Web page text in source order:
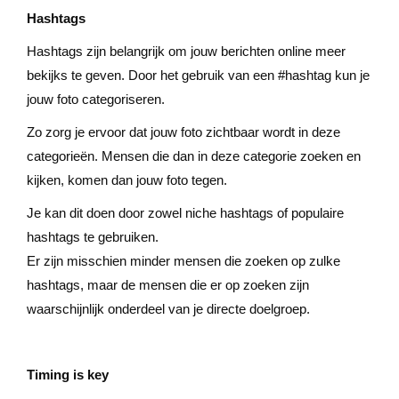
Hashtags
Hashtags zijn belangrijk om jouw berichten online meer
bekijks te geven. Door het gebruik van een #hashtag kun je
jouw foto categoriseren.
Zo zorg je ervoor dat jouw foto zichtbaar wordt in deze
categorieën. Mensen die dan in deze categorie zoeken en
kijken, komen dan jouw foto tegen.
Je kan dit doen door zowel niche hashtags of populaire
hashtags te gebruiken.
Er zijn misschien minder mensen die zoeken op zulke
hashtags, maar de mensen die er op zoeken zijn
waarschijnlijk onderdeel van je directe doelgroep.
Timing is key